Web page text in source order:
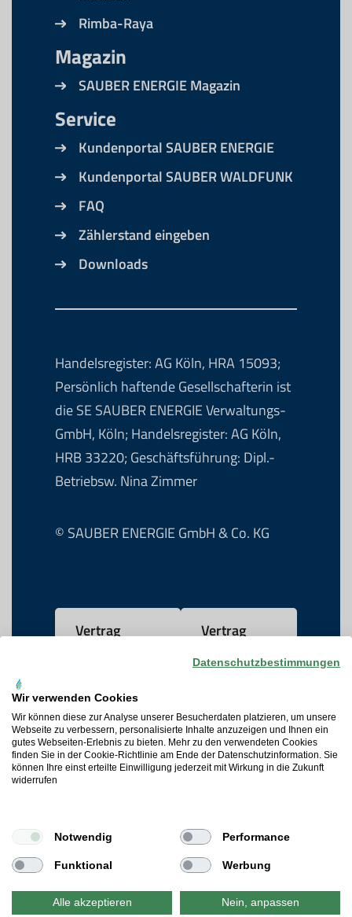
Rimba-Raya
Magazin
SAUBER ENERGIE Magazin
Service
Kundenportal SAUBER ENERGIE
Kundenportal SAUBER WALDFUNK
FAQ
Zählerstand eingeben
Downloads
Handelsregister: AG Köln, HRA 15093;
Persönlich haftende Gesellschafterin ist
die SE SAUBER ENERGIE Verwaltungs-
GmbH, Köln; Handelsregister: AG Köln,
HRB 33220; Geschäftsführung: Dipl.-
Betriebsw. Nina Zimmer
© SAUBER ENERGIE GmbH & Co. KG
Vertrag
Vertrag
kündigen
AGB
Datenschutz
Impressum
Datenschutzbestimmungen
Wir verwenden Cookies
Wir können diese zur Analyse unserer Besucherdaten platzieren, um unsere
Webseite zu verbessern, personalisierte Inhalte anzuzeigen und Ihnen ein
gutes Webseiten-Erlebnis zu bieten. Mehr zu den verwendeten Cookies
finden Sie in der Cookie-Richtlinie am Ende der Datenschutzinformation. Sie
können Ihre einst erteilte Einwilligung jederzeit mit Wirkung in die Zukunft
widerrufen
Notwendig Performance
Funktional Werbung
Alle akzeptieren Nein, anpassen